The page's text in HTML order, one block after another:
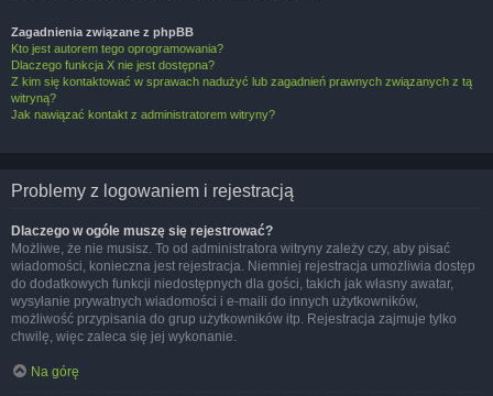
Zagadnienia związane z phpBB
Kto jest autorem tego oprogramowania?
Dlaczego funkcja X nie jest dostępna?
Z kim się kontaktować w sprawach nadużyć lub zagadnień prawnych związanych z tą
witryną?
Jak nawiązać kontakt z administratorem witryny?
Problemy z logowaniem i rejestracją
Dlaczego w ogóle muszę się rejestrować?
Możliwe, że nie musisz. To od administratora witryny zależy czy, aby pisać
wiadomości, konieczna jest rejestracja. Niemniej rejestracja umożliwia dostęp
do dodatkowych funkcji niedostępnych dla gości, takich jak własny awatar,
wysyłanie prywatnych wiadomości i e-maili do innych użytkowników,
możliwość przypisania do grup użytkowników itp. Rejestracja zajmuje tylko
chwilę, więc zaleca się jej wykonanie.
Na górę